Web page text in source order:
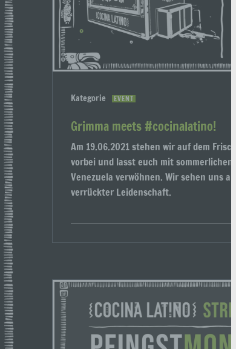
Kategorie EVENT
Grimma meets #cocinalatino!
Am 19.06.2021 stehen wir auf dem
vorbei und lasst euch mit sommerlichen
Venezuela verwöhnen. Wir sehen uns
verrückter Leidenschaft.